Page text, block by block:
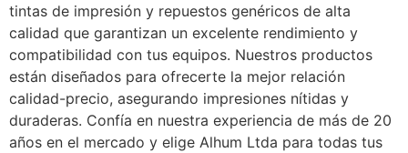
tintas de impresión y repuestos genéricos de alta
calidad que garantizan un excelente rendimiento y
compatibilidad con tus equipos. Nuestros productos
están diseñados para ofrecerte la mejor relación
calidad-precio, asegurando impresiones nítidas y
duraderas. Confía en nuestra experiencia de más de 20
años en el mercado y elige Alhum Ltda para todas tus